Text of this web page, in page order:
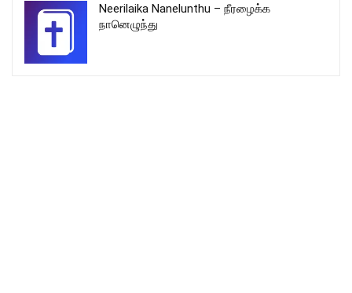
Neerilaika Nanelunthu – நீரழைக்க
நானெழுந்து